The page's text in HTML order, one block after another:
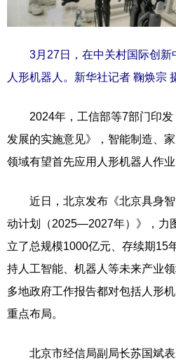
3月27日，在中关村国际创新
人形机器人。新华社记者 鞠焕宗
2024年，工信部等7部门印发
发展的实施意见》，智能制造、
领域有望首先应用人形机器人作业
近日，北京发布《北京具身智
动计划（2025—2027年）》，力
立了总规模1000亿元、存续期15
持人工智能、机器人等未来产业
多地政府工作报告都对包括人形
重点布局。
北京市经信局副局长苏国斌表